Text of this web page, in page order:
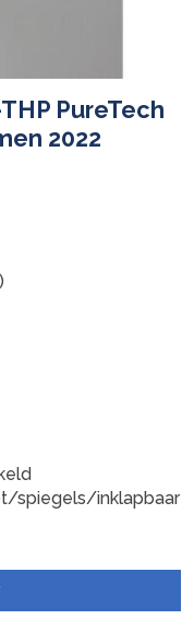
PureTech
2022
spiegels/inklapbaar